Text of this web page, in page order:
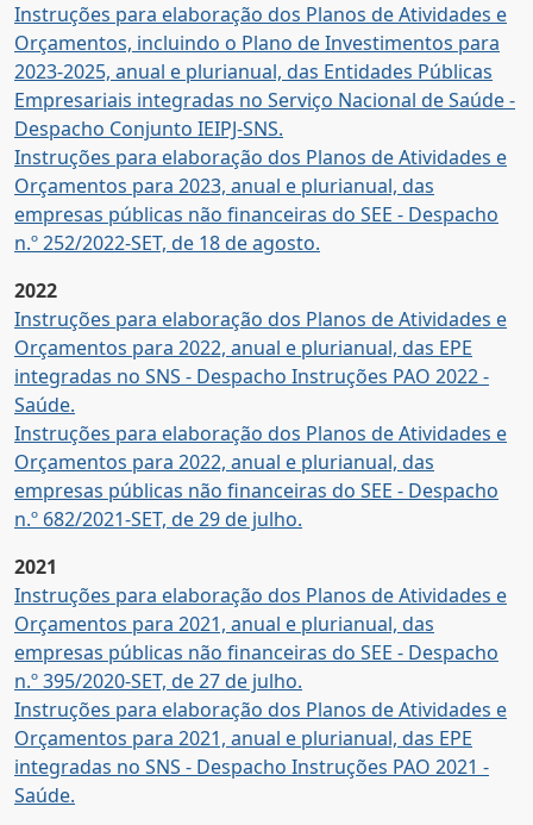
Instruções para elaboração dos Planos de Atividades e
Orçamentos, incluindo o Plano de Investimentos para
2023-2025, anual e plurianual, das Entidades Públicas
Empresariais integradas no Serviço Nacional de Saúde -
Despacho Conjunto IEIPJ-SNS.
Instruções para elaboração dos Planos de Atividades e
Orçamentos para 2023, anual e plurianual, das
empresas públicas não financeiras do SEE - Despacho
n.º 252/2022-SET, de 18 de agosto.
2022
Instruções para elaboração dos Planos de Atividades e
Orçamentos para 2022, anual e plurianual, das EPE
integradas no SNS - Despacho Instruções PAO 2022 -
Saúde.
Instruções para elaboração dos Planos de Atividades e
Orçamentos para 2022, anual e plurianual, das
empresas públicas não financeiras do SEE - Despacho
n.º 682/2021-SET, de 29 de julho.
2021
Instruções para elaboração dos Planos de Atividades e
Orçamentos para 2021, anual e plurianual, das
empresas públicas não financeiras do SEE - Despacho
n.º 395/2020-SET, de 27 de julho.
Instruções para elaboração dos Planos de Atividades e
Orçamentos para 2021, anual e plurianual, das EPE
integradas no SNS - Despacho Instruções PAO 2021 -
Saúde.